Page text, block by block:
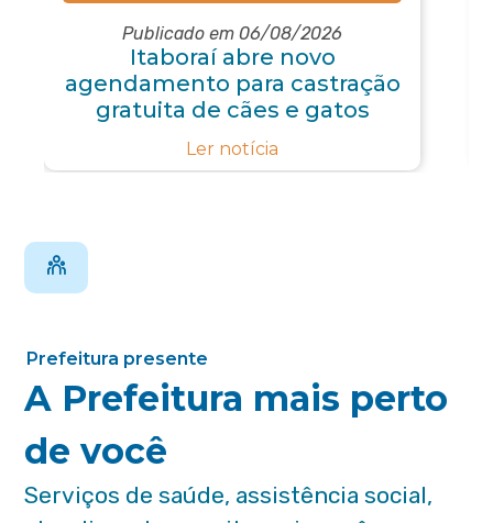
Publicado em 06/08/2026
Itaboraí abre novo
agendamento para castração
gratuita de cães e gatos
Ler notícia
Prefeitura presente
A Prefeitura mais perto
de você
Serviços de saúde, assistência social,